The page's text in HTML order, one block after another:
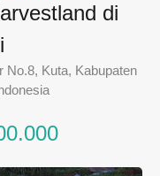
di
No.8, Kuta, Kabupaten